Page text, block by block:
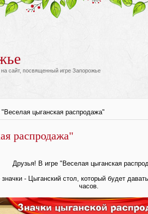
сайт, посвященный игре Запорожье
"Веселая цыганская распродажа"
распродажа"
Друзья! В игре "Веселая цыганская
- Цыганский стол, который будет
часов.